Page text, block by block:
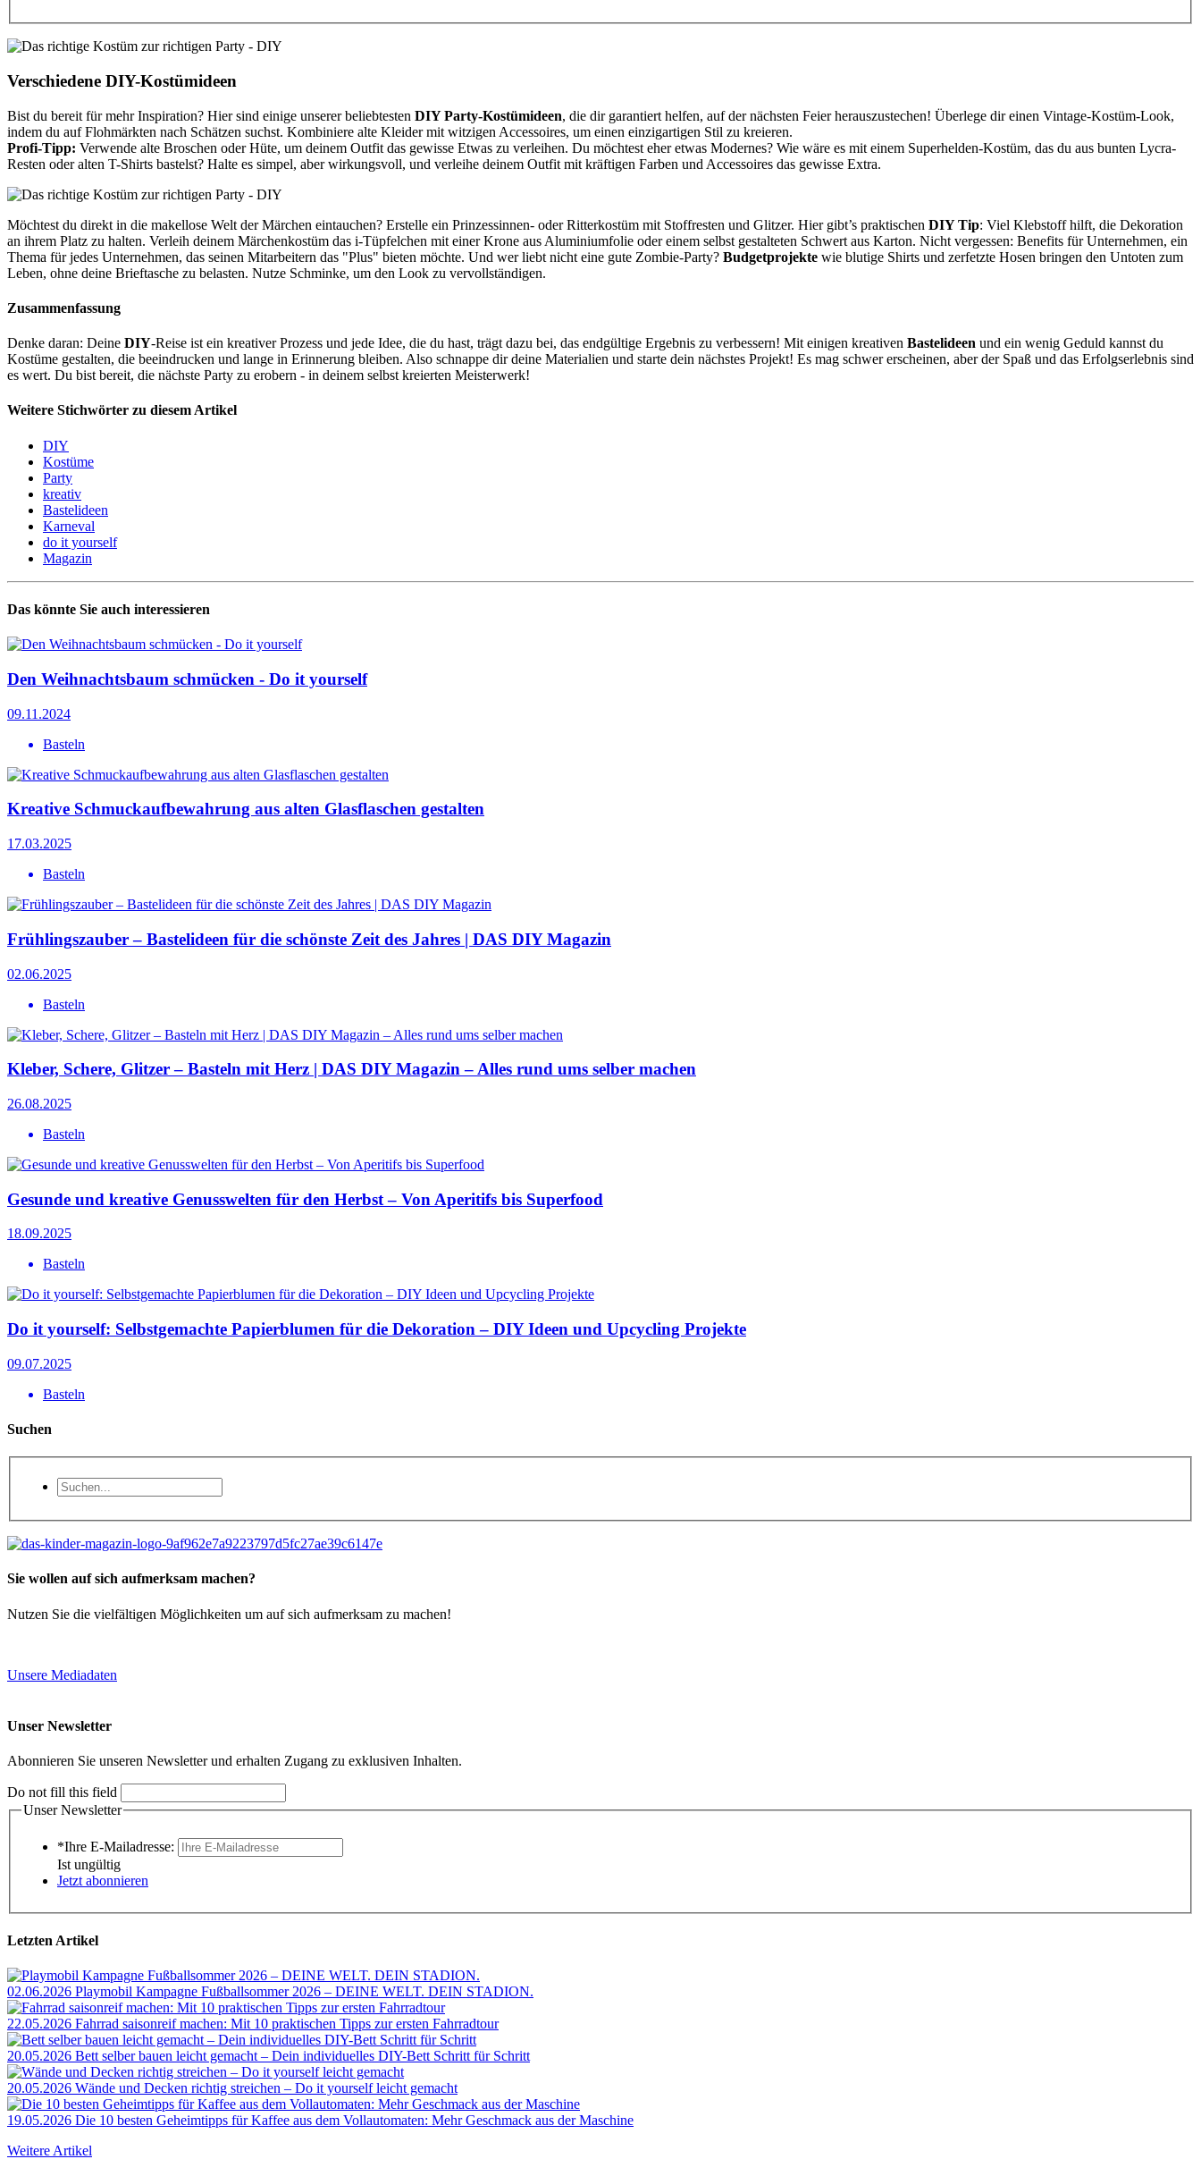
Verschiedene DIY-Kostümideen
Bist du bereit für mehr Inspiration? Hier sind einige unserer beliebtesten DIY Party-Kostümideen, die dir garantiert helfen, auf der nächsten Feier herauszustechen! Überlege dir einen Vintage-Kostüm-Look,
indem du auf Flohmärkten nach Schätzen suchst. Kombiniere alte Kleider mit witzigen Accessoires, um einen einzigartigen Stil zu kreieren.
Profi-Tipp: Verwende alte Broschen oder Hüte, um deinem Outfit das gewisse Etwas zu verleihen. Du möchtest eher etwas Modernes? Wie wäre es mit einem Superhelden-Kostüm, das du aus bunten Lycra-
Resten oder alten T-Shirts bastelst? Halte es simpel, aber wirkungsvoll, und verleihe deinem Outfit mit kräftigen Farben und Accessoires das gewisse Extra.
Möchtest du direkt in die makellose Welt der Märchen eintauchen? Erstelle ein Prinzessinnen- oder Ritterkostüm mit Stoffresten und Glitzer. Hier gibt’s praktischen DIY Tip: Viel Klebstoff hilft, die Dekoration
an ihrem Platz zu halten. Verleih deinem Märchenkostüm das i-Tüpfelchen mit einer Krone aus Aluminiumfolie oder einem selbst gestalteten Schwert aus Karton. Nicht vergessen: Benefits für Unternehmen, ein
Thema für jedes Unternehmen, das seinen Mitarbeitern das "Plus" bieten möchte. Und wer liebt nicht eine gute Zombie-Party? Budgetprojekte wie blutige Shirts und zerfetzte Hosen bringen den Untoten zum
Leben, ohne deine Brieftasche zu belasten. Nutze Schminke, um den Look zu vervollständigen.
Zusammenfassung
Denke daran: Deine DIY-Reise ist ein kreativer Prozess und jede Idee, die du hast, trägt dazu bei, das endgültige Ergebnis zu verbessern! Mit einigen kreativen Bastelideen und ein wenig Geduld kannst du
Kostüme gestalten, die beeindrucken und lange in Erinnerung bleiben. Also schnappe dir deine Materialien und starte dein nächstes Projekt! Es mag schwer erscheinen, aber der Spaß und das Erfolgserlebnis sind
es wert. Du bist bereit, die nächste Party zu erobern - in deinem selbst kreierten Meisterwerk!
Weitere Stichwörter zu diesem Artikel
DIY
Kostüme
Party
kreativ
Bastelideen
Karneval
do it yourself
Magazin
Das könnte Sie auch interessieren
Den Weihnachtsbaum schmücken - Do it yourself
09.11.2024
Basteln
Kreative Schmuckaufbewahrung aus alten Glasflaschen gestalten
17.03.2025
Basteln
Frühlingszauber – Bastelideen für die schönste Zeit des Jahres | DAS DIY Magazin
02.06.2025
Basteln
Kleber, Schere, Glitzer – Basteln mit Herz | DAS DIY Magazin – Alles rund ums selber machen
26.08.2025
Basteln
Gesunde und kreative Genusswelten für den Herbst – Von Aperitifs bis Superfood
18.09.2025
Basteln
Do it yourself: Selbstgemachte Papierblumen für die Dekoration – DIY Ideen und Upcycling Projekte
09.07.2025
Basteln
Suchen
Sie wollen auf sich aufmerksam machen?
Nutzen Sie die vielfältigen Möglichkeiten um auf sich aufmerksam zu machen!
Unsere Mediadaten
Unser Newsletter
Abonnieren Sie unseren Newsletter und erhalten Zugang zu exklusiven Inhalten.
Do not fill this field
Unser Newsletter
*Ihre E-Mailadresse:
Ist ungültig
Jetzt abonnieren
Letzten Artikel
02.06.2026 Playmobil Kampagne Fußballsommer 2026 – DEINE WELT. DEIN STADION.
22.05.2026 Fahrrad saisonreif machen: Mit 10 praktischen Tipps zur ersten Fahrradtour
20.05.2026 Bett selber bauen leicht gemacht – Dein individuelles DIY-Bett Schritt für Schritt
20.05.2026 Wände und Decken richtig streichen – Do it yourself leicht gemacht
19.05.2026 Die 10 besten Geheimtipps für Kaffee aus dem Vollautomaten: Mehr Geschmack aus der Maschine
Weitere Artikel